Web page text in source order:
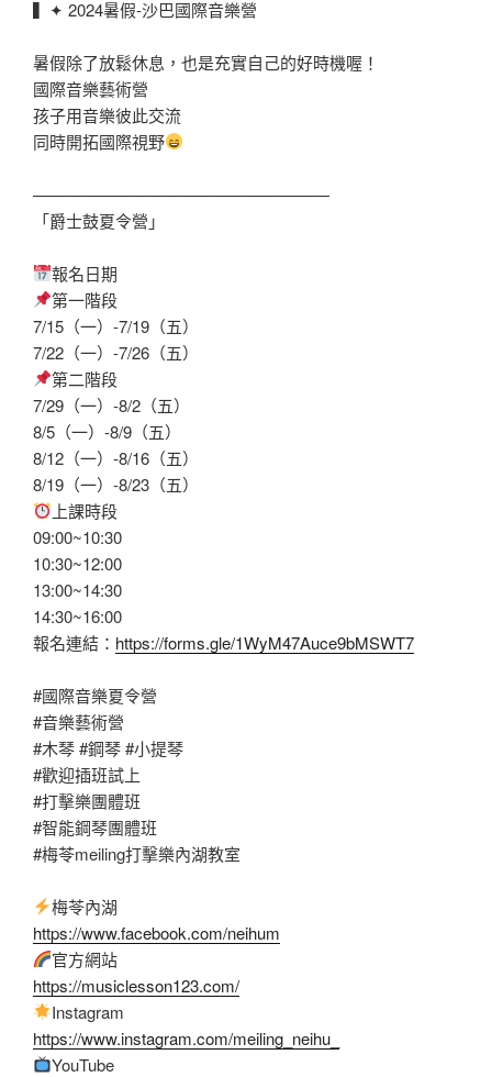
▍✦ 2024暑假-沙巴國際音樂營
暑假除了放鬆休息，也是充實自己的好時機喔！
國際音樂藝術營
孩子用音樂彼此交流
同時開拓國際視野
——————————————————
「爵士鼓夏令營」
報名日期
第一階段
7/15（一）-7/19（五）
7/22（一）-7/26（五）
第二階段
7/29（一）-8/2（五）
8/5（一）-8/9（五）
8/12（一）-8/16（五）
8/19（一）-8/23（五）
上課時段
09:00~10:30
10:30~12:00
13:00~14:30
14:30~16:00
報名連結： https://forms.gle/1WyM47Auce9bMSWT7
#國際音樂夏令營
#音樂藝術營
#木琴#鋼琴#小提琴
#歡迎插班試上
#打擊樂團體班
#智能鋼琴團體班
#梅苓meiling打擊樂內湖教室
梅苓內湖
https://www.facebook.com/neihum
官方網站
https://musiclesson123.com/
Instagram
https://www.instagram.com/meiling_neihu_
YouTube